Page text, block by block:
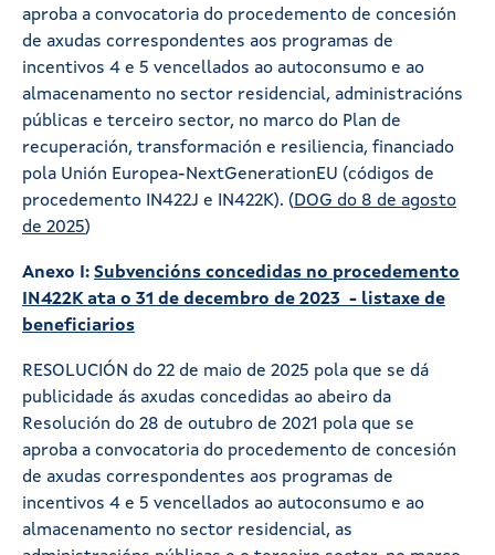
aproba a convocatoria do procedemento de concesión
de axudas correspondentes aos programas de
incentivos 4 e 5 vencellados ao autoconsumo e ao
almacenamento no sector residencial, administracións
públicas e terceiro sector, no marco do Plan de
recuperación, transformación e resiliencia, financiado
pola Unión Europea-NextGenerationEU (códigos de
procedemento IN422J e IN422K). (DOG do 8 de agosto
de 2025)
Anexo I: Subvencións concedidas no procedemento
IN422K ata o 31 de decembro de 2023 - listaxe de
beneficiarios
RESOLUCIÓN do 22 de maio de 2025 pola que se dá
publicidade ás axudas concedidas ao abeiro da
Resolución do 28 de outubro de 2021 pola que se
aproba a convocatoria do procedemento de concesión
de axudas correspondentes aos programas de
incentivos 4 e 5 vencellados ao autoconsumo e ao
almacenamento no sector residencial, as